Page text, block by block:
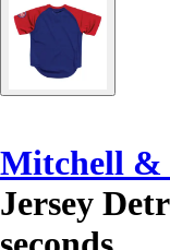
Mitchell &
Jersey